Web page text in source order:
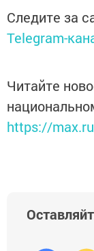
Следите за
Telegram-
Читайте
https://